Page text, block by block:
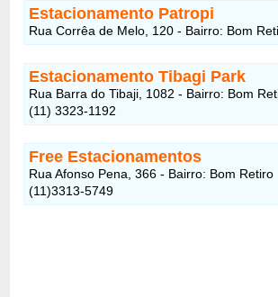
Estacionamento Patropi
Rua Corrêa de Melo, 120 - Bairro: Bom
Estacionamento Tibagi Park
Rua Barra do Tibaji, 1082 - Bairro: Bom
(11) 3323-1192
Free Estacionamentos
Rua Afonso Pena, 366 - Bairro: Bom Retiro
(11)3313-5749